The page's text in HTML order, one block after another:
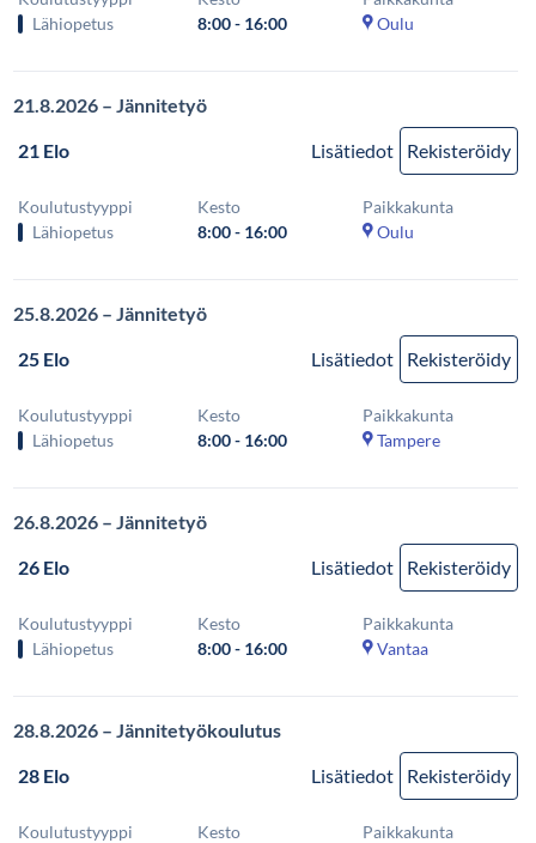
Lähiopetus
8:00 - 16:00
Oulu
21.8.2026 – Jännitetyö
21 Elo
Lisätiedot Rekisteröidy
Koulutustyyppi
Lähiopetus
Kesto
8:00 - 16:00
Paikkakunta
Oulu
25.8.2026 – Jännitetyö
25 Elo
Lisätiedot Rekisteröidy
Koulutustyyppi
Lähiopetus
Kesto
8:00 - 16:00
Paikkakunta
Tampere
26.8.2026 – Jännitetyö
26 Elo
Lisätiedot Rekisteröidy
Koulutustyyppi
Lähiopetus
Kesto
8:00 - 16:00
Paikkakunta
Vantaa
28.8.2026 – Jännitetyökoulutus
28 Elo
Lisätiedot Rekisteröidy
Koulutustyyppi
Kesto
Paikkakunta